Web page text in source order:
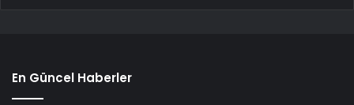
En Güncel Haberler